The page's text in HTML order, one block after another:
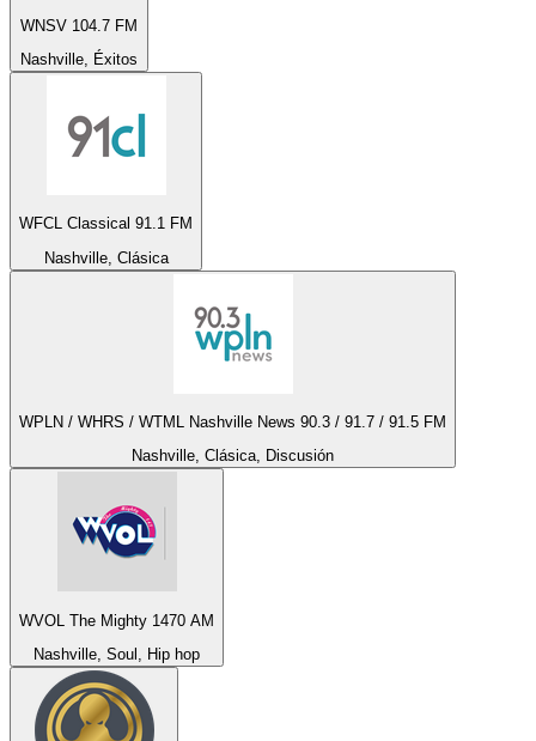
WNSV 104.7 FM
Nashville, Éxitos
WFCL Classical 91.1 FM
Nashville, Clásica
WPLN / WHRS / WTML Nashville News 90.3 / 91.7 / 91.5 FM
Nashville, Clásica, Discusión
WVOL The Mighty 1470 AM
Nashville, Soul, Hip hop